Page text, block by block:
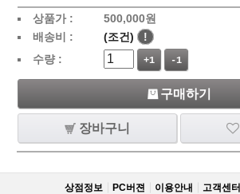
상품가 : 500,000원
배송비 :
(조건)
!
수량 :
+1 -1
구매하기
장바구니
상점정보 PC버젼 이용안내 고객센터